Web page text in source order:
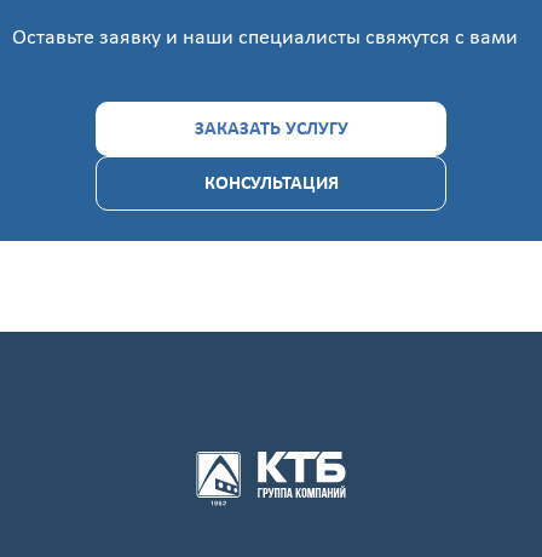
Оставьте заявку и наши специалисты свяжутся с вами
ЗАКАЗАТЬ УСЛУГУ
КОНСУЛЬТАЦИЯ
Стоимость
работ
0
р
Получить
детальный